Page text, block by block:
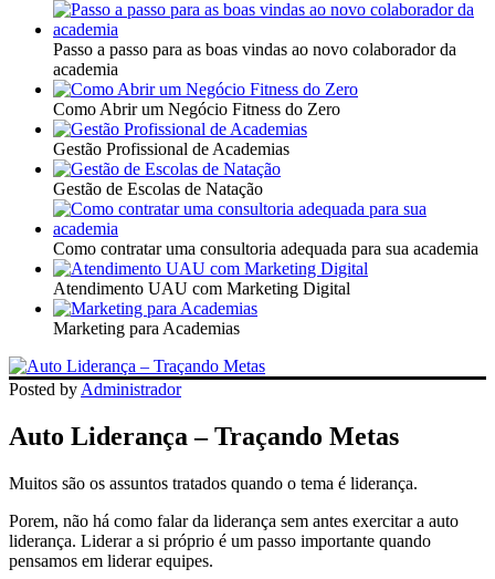
Passo a passo para as boas vindas ao novo colaborador da
academia
Como Abrir um Negócio Fitness do Zero
Gestão Profissional de Academias
Gestão de Escolas de Natação
Como contratar uma consultoria adequada para sua academia
Atendimento UAU com Marketing Digital
Marketing para Academias
Posted by Administrador
Auto Liderança – Traçando Metas
Muitos são os assuntos tratados quando o tema é liderança.
Porem, não há como falar da liderança sem antes exercitar a auto
liderança. Liderar a si próprio é um passo importante quando
pensamos em liderar equipes.